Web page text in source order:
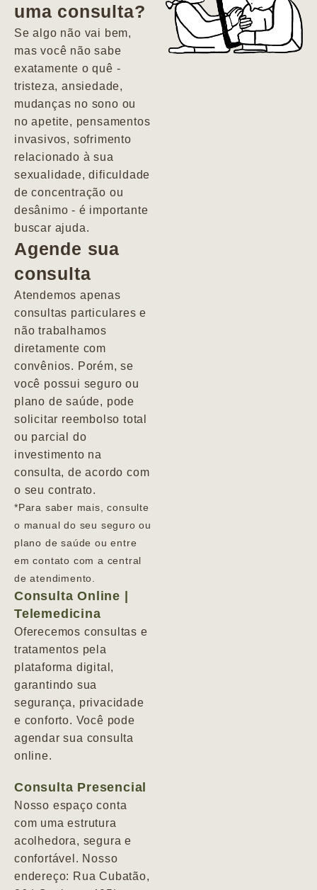
depressão e
agitação com
pensamentos
uma consulta?
Se algo não vai bem,
mas você não sabe
exatamente o quê -
tristeza, ansiedade,
mudanças no sono ou
no apetite, pensamentos
invasivos, sofrimento
relacionado à sua
sexualidade, dificuldade
de concentração ou
desânimo - é importante
buscar ajuda.
Agende sua
consulta
Atendemos apenas
consultas particulares e
não trabalhamos
diretamente com
convênios. Porém, se
você possui seguro ou
plano de saúde, pode
solicitar reembolso total
ou parcial do
investimento na
consulta, de acordo com
o seu contrato.
*Para saber mais, consulte
o manual do seu seguro ou
plano de saúde ou entre
em contato com a central
de atendimento.
Consulta Online |
Telemedicina
Oferecemos consultas e
tratamentos pela
plataforma digital,
garantindo sua
segurança, privacidade
e conforto. Você pode
agendar sua consulta
online.
Consulta Presencial
Nosso espaço conta
com uma estrutura
acolhedora, segura e
confortável. Nosso
endereço: Rua Cubatão,